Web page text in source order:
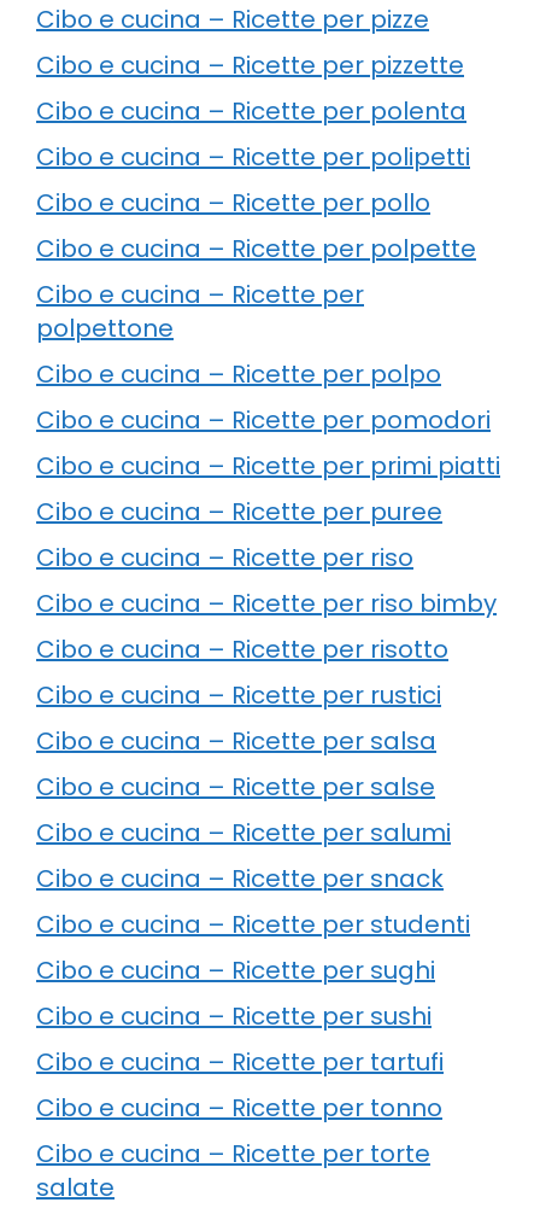
Cibo e cucina – Ricette per pizze
Cibo e cucina – Ricette per pizzette
Cibo e cucina – Ricette per polenta
Cibo e cucina – Ricette per polipetti
Cibo e cucina – Ricette per pollo
Cibo e cucina – Ricette per polpette
Cibo e cucina – Ricette per
polpettone
Cibo e cucina – Ricette per polpo
Cibo e cucina – Ricette per pomodori
Cibo e cucina – Ricette per primi piatti
Cibo e cucina – Ricette per puree
Cibo e cucina – Ricette per riso
Cibo e cucina – Ricette per riso bimby
Cibo e cucina – Ricette per risotto
Cibo e cucina – Ricette per rustici
Cibo e cucina – Ricette per salsa
Cibo e cucina – Ricette per salse
Cibo e cucina – Ricette per salumi
Cibo e cucina – Ricette per snack
Cibo e cucina – Ricette per studenti
Cibo e cucina – Ricette per sughi
Cibo e cucina – Ricette per sushi
Cibo e cucina – Ricette per tartufi
Cibo e cucina – Ricette per tonno
Cibo e cucina – Ricette per torte
salate